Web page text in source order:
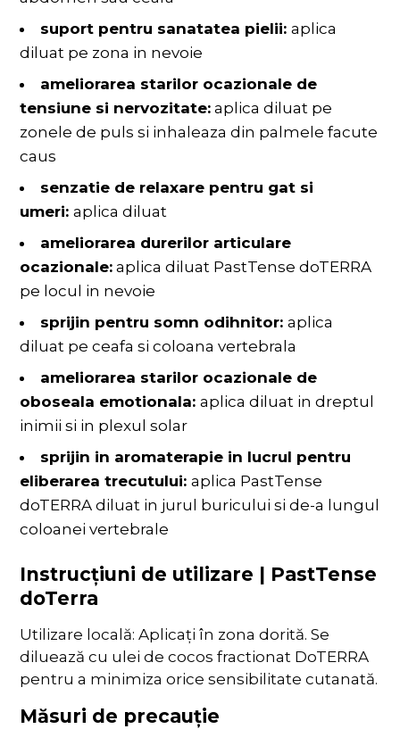
suport pentru sanatatea pielii:aplica
diluat pe zona in nevoie
ameliorarea starilor ocazionale de
tensiune si nervozitate: aplica diluat pe
zonele de puls si inhaleaza din palmele facute
caus
senzatie de relaxare pentru gat si
umeri:aplica diluat
ameliorarea durerilor articulare
ocazionale: aplica diluat PastTense doTERRA
pe locul in nevoie
sprijin pentru somn odihnitor:aplica
diluat pe ceafa si coloana vertebrala
ameliorarea starilor ocazionale de
oboseala emotionala:aplica diluat in dreptul
inimii si in plexul solar
sprijin in aromaterapie in lucrul pentru
eliberarea trecutului:aplica PastTense
doTERRA diluat in jurul buricului si de-a lungul
coloanei vertebrale
Instrucțiuni de utilizare | PastTense
doTerra
Utilizare locală: Aplicați în zona dorită. Se
diluează cu ulei de cocos fractionat DoTERRA
pentru a minimiza orice sensibilitate cutanată.
Măsuri de precauție